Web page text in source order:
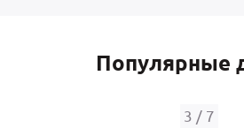
Популярные
3 / 7